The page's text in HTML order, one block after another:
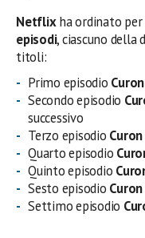
Netflixha ordinato per
episodi, ciascuno della
titoli:
Primo episodio
Secondo episodio
successivo
Terzo episodio
Quarto episodio
Quinto episodio
Sesto episodio
Settimo episodio